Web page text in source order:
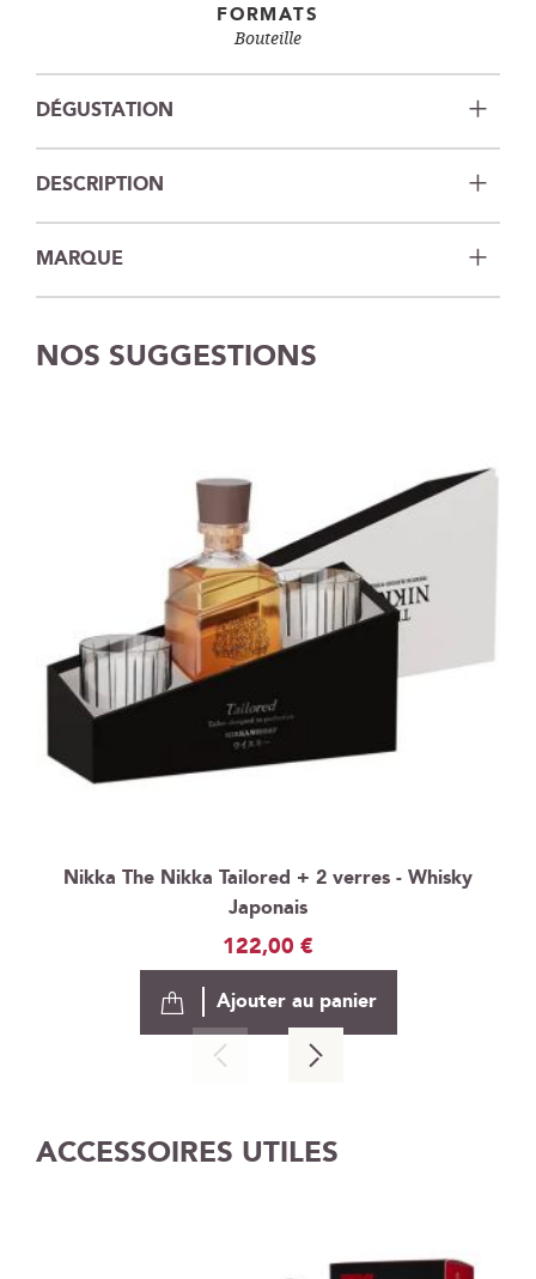
FORMATS
Bouteille
DÉGUSTATION
DESCRIPTION
MARQUE
NOS SUGGESTIONS
Nikka The Nikka Tailored + 2 verres - Whisky
Japonais
122,00 €
Ajouter au panier
ACCESSOIRES UTILES